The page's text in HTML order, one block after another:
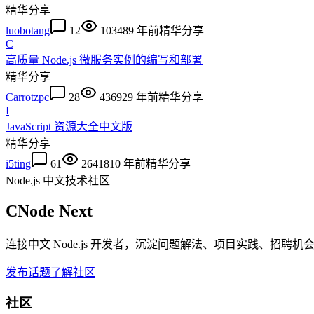
精华分享
luobotang
12 103489 年前精华分享
C
高质量 Node.js 微服务实例的编写和部署
精华分享
Carrotzpc
28 436929 年前精华分享
I
JavaScript 资源大全中文版
精华分享
i5ting
61 2641810 年前精华分享
Node.js 中文技术社区
CNode Next
连接中文 Node.js 开发者，沉淀问题解法、项目实践、招聘机会
发布话题了解社区
社区